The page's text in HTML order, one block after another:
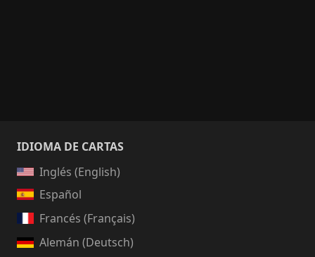
IDIOMA DE CARTAS
Inglés (English)
Español
Francés (Français)
Alemán (Deutsch)